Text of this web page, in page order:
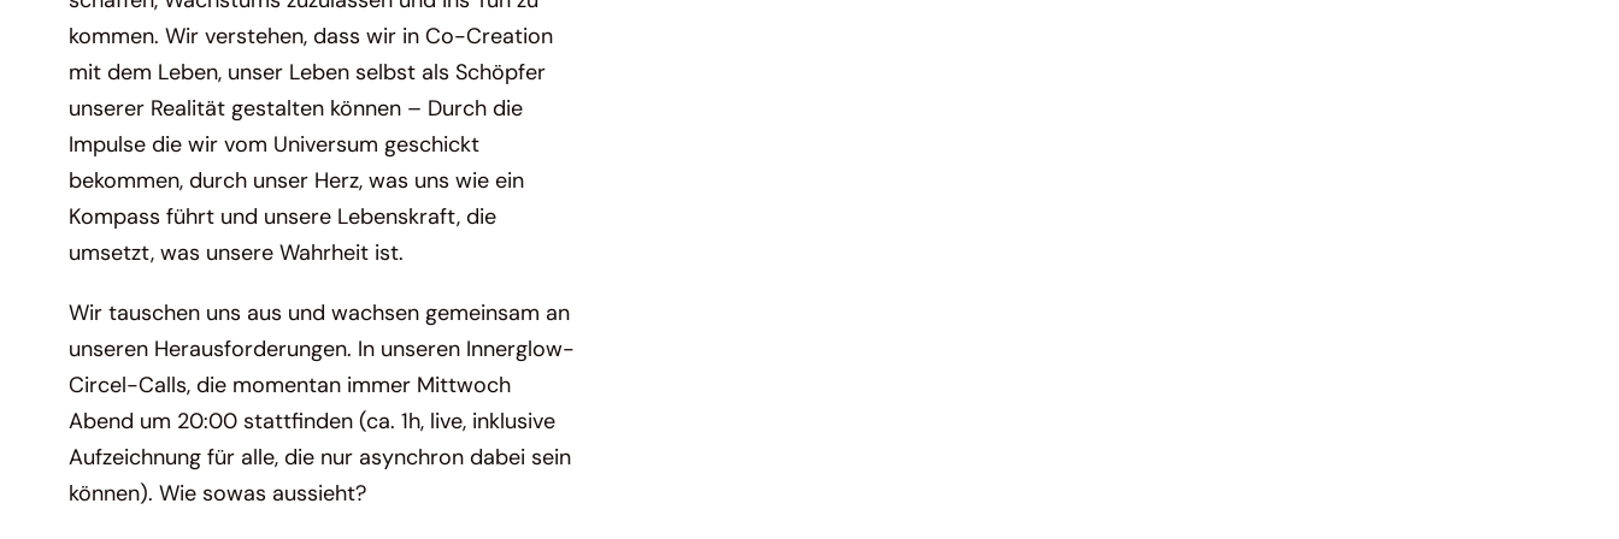
kommen. Wir verstehen, dass wir in Co-Creation
mit dem Leben, unser Leben selbst als Schöpfer
unserer Realität gestalten können – Durch die
Impulse die wir vom Universum geschickt
bekommen, durch unser Herz, was uns wie ein
Kompass führt und unsere Lebenskraft, die
umsetzt, was unsere Wahrheit ist.
Wir tauschen uns aus und wachsen gemeinsam an
unseren Herausforderungen. In unseren Innerglow-
Circel-Calls, die momentan immer Mittwoch
Abend um 20:00 stattfinden (ca. 1h, live, inklusive
Aufzeichnung für alle, die nur asynchron dabei sein
können). Wie sowas aussieht?